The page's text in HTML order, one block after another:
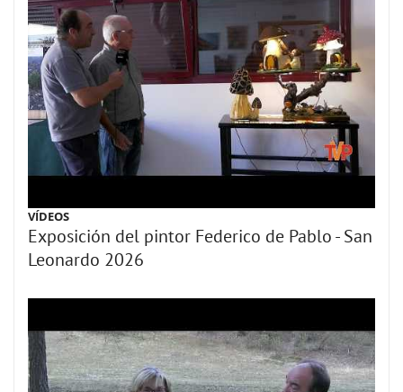
VÍDEOS
Exposición del pintor Federico de Pablo - San
Leonardo 2026